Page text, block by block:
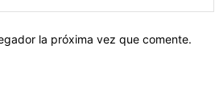
la próxima vez que comente.